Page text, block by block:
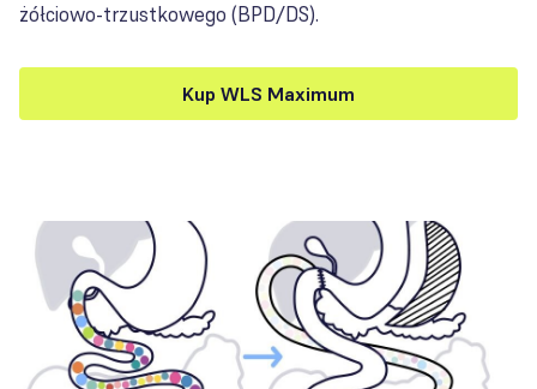
żółciowo-trzustkowego (BPD/DS).
Kup WLS Maximum